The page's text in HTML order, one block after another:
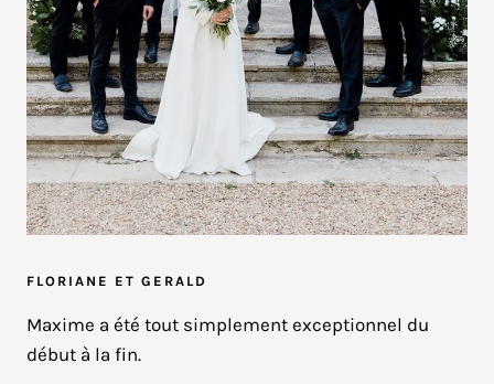
FLORIANE ET GERALD
Maxime a été tout simplement exceptionnel du
début à la fin.